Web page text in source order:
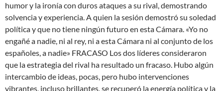
humor y la ironía con duros ataques a su rival, demostrando
solvencia y experiencia. A quien la sesión demostró su soledad
política y que no tiene ningún futuro en esta Cámara. «Yo no
engañé a nadie, ni al rey, ni a esta Cámara ni al conjunto de los
españoles, a nadie» FRACASO Los dos líderes consideraron
que la estrategia del rival ha resultado un fracaso. Hubo algún
intercambio de ideas, pocas, pero hubo intervenciones
vibrantes, incluso brillantes, se recuperó la energía política y la